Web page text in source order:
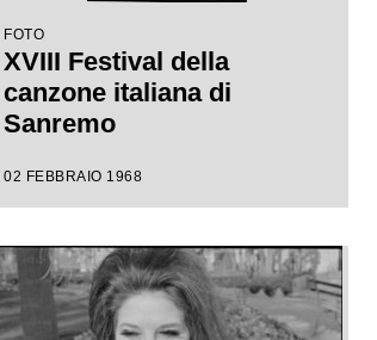
FOTO
XVIII Festival della
canzone italiana di
Sanremo
02 FEBBRAIO 1968